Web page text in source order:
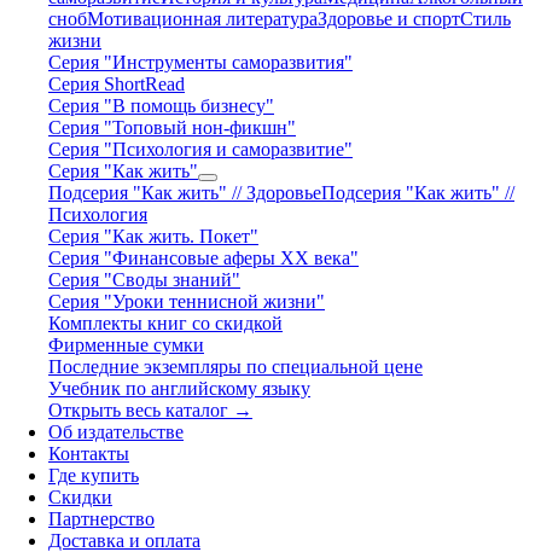
снобМотивационная литератураЗдоровье и спортСтиль
жизни
Серия "Инструменты саморазвития"
Серия ShortRead
Серия "В помощь бизнесу"
Серия "Топовый нон-фикшн"
Серия "Психология и саморазвитие"
Серия "Как жить"
Подсерия "Как жить" // ЗдоровьеПодсерия "Как жить" //
Психология
Серия "Как жить. Покет"
Серия "Финансовые аферы XX века"
Серия "Своды знаний"
Серия "Уроки теннисной жизни"
Комплекты книг со скидкой
Фирменные сумки
Последние экземпляры по специальной цене
Учебник по английскому языку
Открыть весь каталог →
Об издательстве
Контакты
Где купить
Скидки
Партнерство
Доставка и оплата